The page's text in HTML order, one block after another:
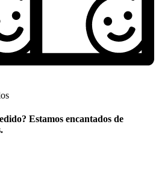
Estamos encantados de